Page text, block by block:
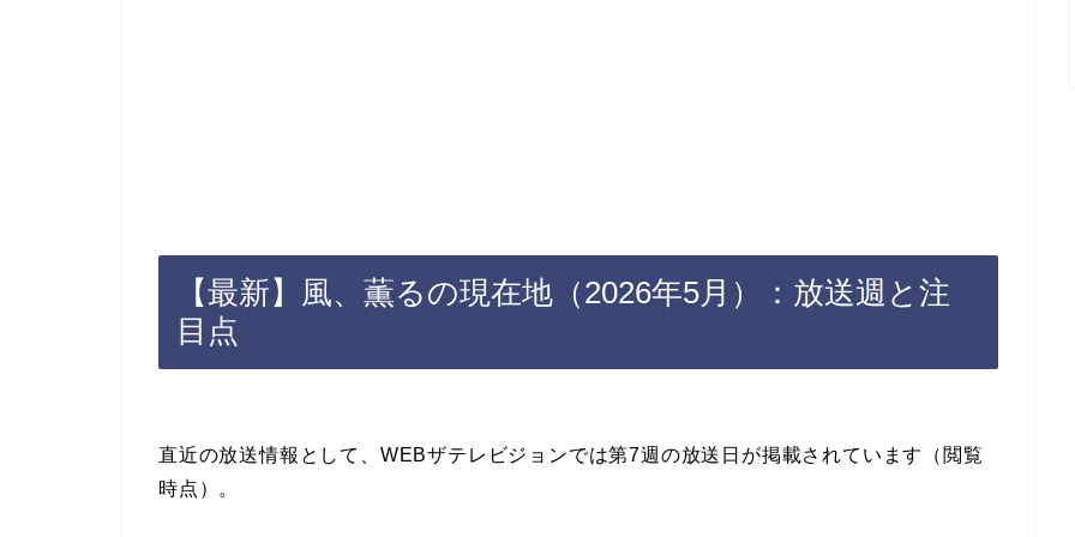
【最新】風、薫るの現在地（2026年5月）：放送週と注
目点
直近の放送情報として、WEBザテレビジョンでは第7週の放送日が掲載されています（閲覧
時点）。